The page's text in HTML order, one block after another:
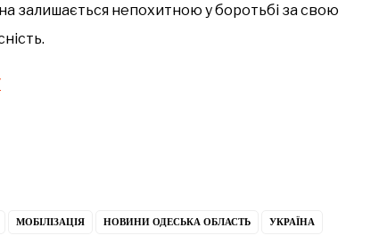
залишається непохитною у боротьбі за свою
МОБІЛІЗАЦІЯ НОВИНИ ОДЕСЬКА ОБЛАСТЬ УКРАЇНА